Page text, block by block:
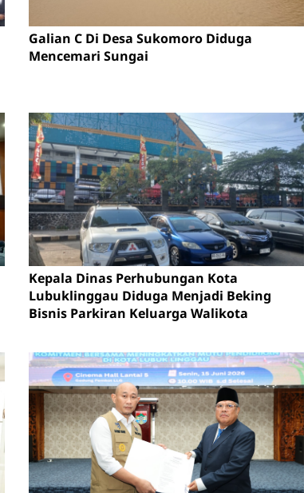
Galian C Di Desa Sukomoro Diduga
Mencemari Sungai
Kepala Dinas Perhubungan Kota
Lubuklinggau Diduga Menjadi Beking
Bisnis Parkiran Keluarga Walikota